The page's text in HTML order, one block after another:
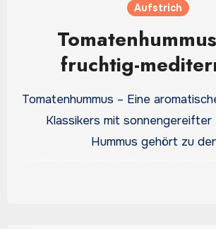
Aufstrich
fruchtig-
Proteinbombe für
Tomatenhummus – Eine
Klassikers mit sonnengereifter
Hummus gehört zu